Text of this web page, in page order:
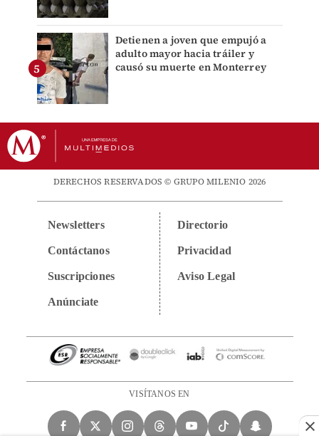
Detienen a joven que empujó a
adulto mayor hacia tráiler y
causó su muerte en Monterrey
DERECHOS RESERVADOS © GRUPO MILENIO 2026
Newsletters
Contáctanos
Suscripciones
Anúnciate
Directorio
Privacidad
Aviso Legal
VISÍTANOS EN